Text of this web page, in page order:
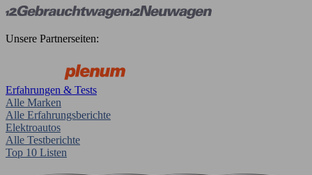
Unsere Partnerseiten:
Erfahrungen & Tests
Alle Marken
Alle Erfahrungsberichte
Elektroautos
Alle Testberichte
Top 10 Listen